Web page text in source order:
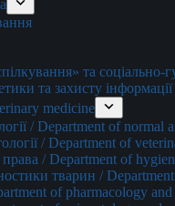
та соціально-
та захисту інформації
medicine
/ Department of
/ Department of
права / Department of
тварин /
of pharmacology